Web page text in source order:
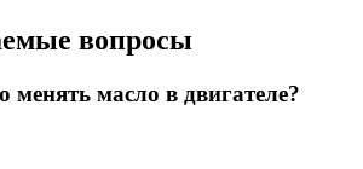
вопросы
менять масло в двигателе?